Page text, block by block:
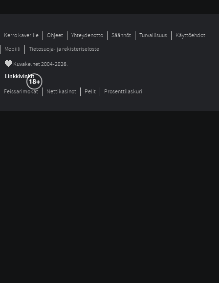
Kerro kaverille Ohjeet Yhteydenotto Säännöt Turvallisuus
Käyttöehdot
Mobiili
Tietosuoja- ja rekisteriseloste
© Kuvake.net 2004-2026.
Linkkivinkit
Feissarimokat Nettikasinot Pelit Prosenttilaskuri